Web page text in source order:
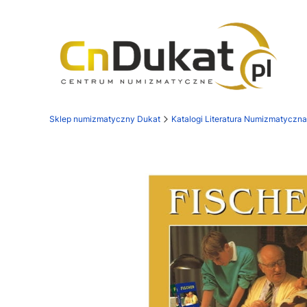
Sklep numizmatyczny Dukat Katalogi Literatura Numizmatyczna